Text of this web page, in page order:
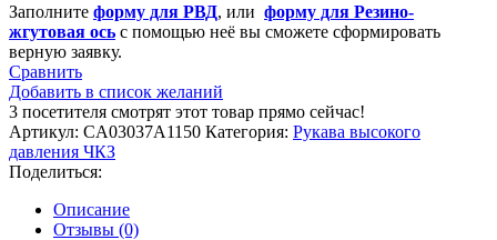
Заполните форму для РВД, или форму для Резино-
жгутовая ось с помощью неё вы сможете сформировать
верную заявку.
Сравнить
Добавить в список желаний
3 посетителя смотрят этот товар прямо сейчас!
Артикул: CA03037A1150 Категория: Рукава высокого
давления ЧКЗ
Поделиться:
Описание
Отзывы (0)